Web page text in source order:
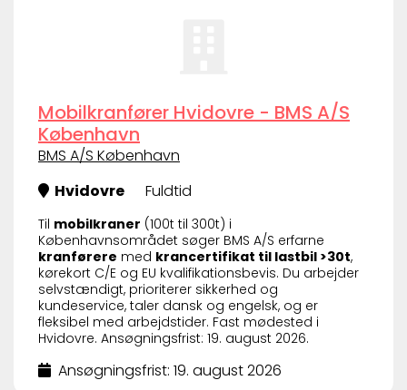
Mobilkranfører Hvidovre - BMS A/S
København
BMS A/S København
Hvidovre
Fuldtid
Til mobilkraner (100t til 300t) i
Københavnsområdet søger BMS A/S erfarne
kranførere med krancertifikat til lastbil >30t,
kørekort C/E og EU kvalifikationsbevis. Du arbejder
selvstændigt, prioriterer sikkerhed og
kundeservice, taler dansk og engelsk, og er
fleksibel med arbejdstider. Fast mødested i
Hvidovre. Ansøgningsfrist: 19. august 2026.
Ansøgningsfrist: 19. august 2026